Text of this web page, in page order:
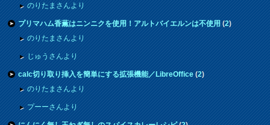
のりたまさんより
プリマハム香薫はニンニクを使用！アルトバイエルンは不使用(2)
のりたまさんより
じゅうさんより
calc切り取り挿入を簡単にする拡張機能／LibreOffice(2)
のりたまさんより
プーーさんより